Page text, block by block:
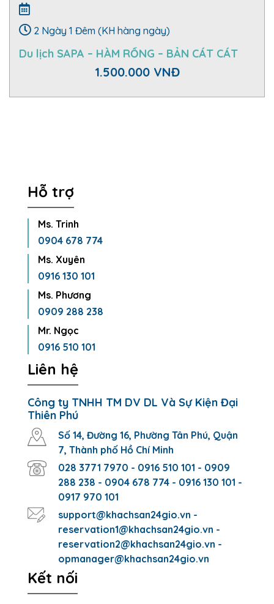
2 Ngày 1 Đêm (KH hàng ngày)
Du lịch SAPA – HÀM RỒNG – BẢN CÁT CÁT
1.500.000 VNĐ
Hỗ trợ
Ms. Trinh
0904 678 774
Ms. Xuyên
0916 130 101
Ms. Phương
0909 288 238
Mr. Ngọc
0916 510 101
Liên hệ
Công ty TNHH TM DV DL Và Sự Kiện Đại
Thiên Phú
Số 14, Đường 16, Phường Tân Phú, Quận
7, Thành phố Hồ Chí Minh
028 3771 7970 - 0916 510 101 - 0909
288 238 - 0904 678 774 - 0916 130 101 -
0917 970 101
support@khachsan24gio.vn -
reservation1@khachsan24gio.vn -
reservation2@khachsan24gio.vn -
opmanager@khachsan24gio.vn
Kết nối